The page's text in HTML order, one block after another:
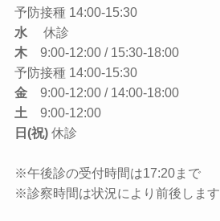
予防接種 14:00-15:30
水 休診
木9:00-12:00 / 15:30-18:00
予防接種 14:00-15:30
金9:00-12:00 / 14:00-18:00
土 9:00-12:00
日(祝)休診
※午後診の受付時間は17:20まで
※診察時間は状況により前後します